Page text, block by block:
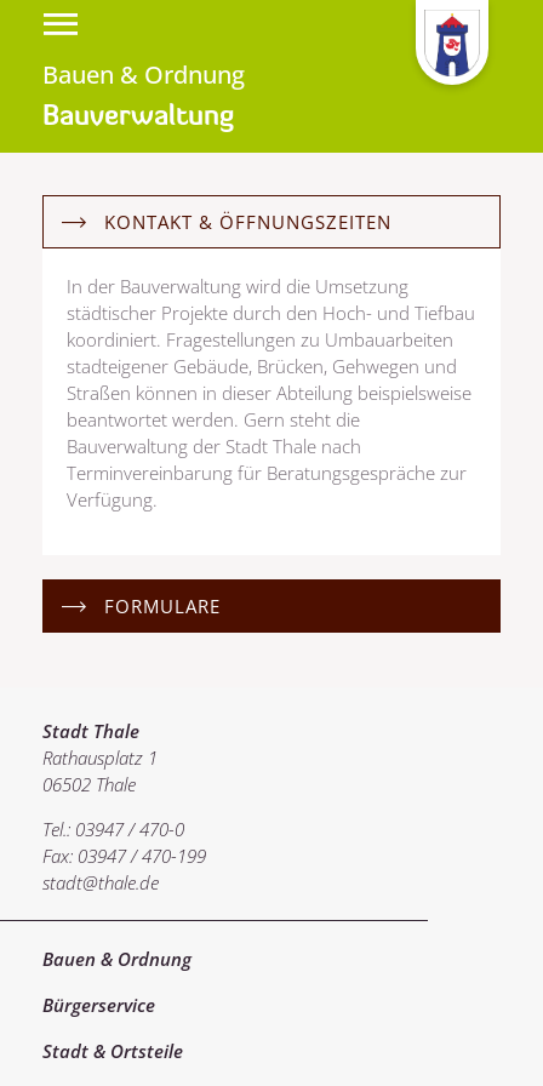
Bauen & Ordnung
Bauverwaltung
KONTAKT & ÖFFNUNGSZEITEN
In der Bauverwaltung wird die Umsetzung
städtischer Projekte durch den Hoch- und Tiefbau
koordiniert. Fragestellungen zu Umbauarbeiten
stadteigener Gebäude, Brücken, Gehwegen und
Straßen können in dieser Abteilung beispielsweise
beantwortet werden. Gern steht die
Bauverwaltung der Stadt Thale nach
Terminvereinbarung für Beratungsgespräche zur
Verfügung.
FORMULARE
Stadt Thale
Rathausplatz 1
06502 Thale
Tel.: 03947 / 470-0
Fax: 03947 / 470-199
stadt@thale.de
Bauen & Ordnung
Bürgerservice
Stadt & Ortsteile